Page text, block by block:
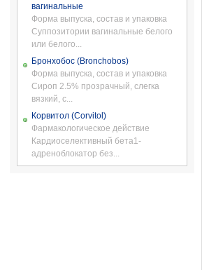
вагинальные
Форма выпуска, состав и упаковка
Суппозитории вагинальные белого
или белого...
Бронхобос (Bronchobos)
Форма выпуска, состав и упаковка
Сироп 2.5% прозрачный, слегка
вязкий, с...
Корвитол (Corvitol)
Фармакологическое действие
Кардиоселективный бета1-
адреноблокатор без...